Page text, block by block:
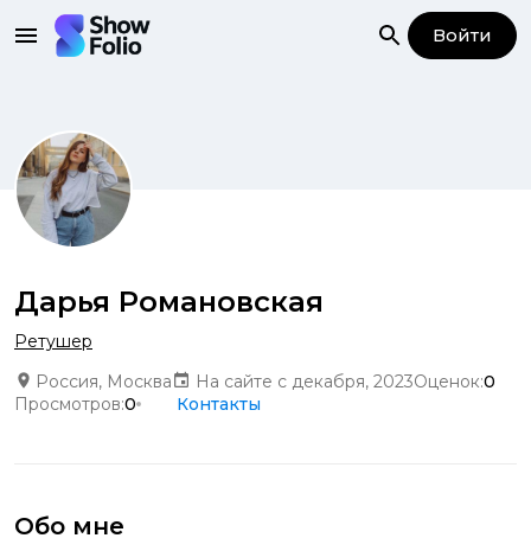
Войти
Дарья Романовская
Ретушер
Россия, Москва
На сайте с декабря, 2023Оценок:0
Просмотров:0 Контакты
Обо мне